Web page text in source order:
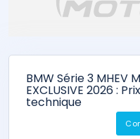
BMW Série 3 MHEV
EXCLUSIVE 2026 :
technique